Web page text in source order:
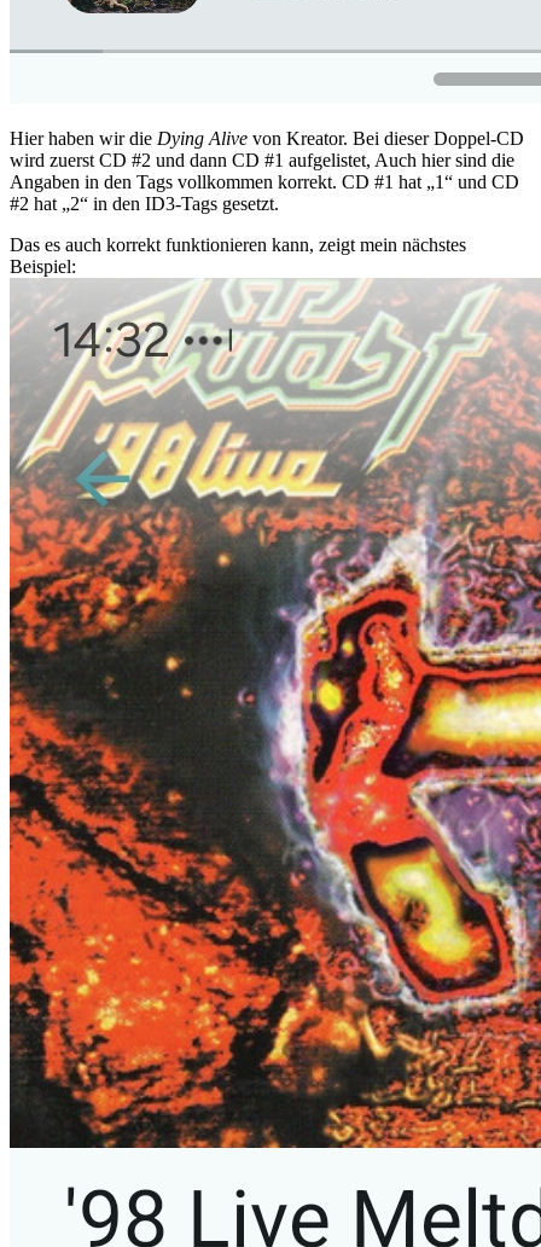
Hier haben wir die Dying Alive von Kreator. Bei dieser Doppel-CD
wird zuerst CD #2 und dann CD #1 aufgelistet, Auch hier sind die
Angaben in den Tags vollkommen korrekt. CD #1 hat „1“ und CD
#2 hat „2“ in den ID3-Tags gesetzt.
Das es auch korrekt funktionieren kann, zeigt mein nächstes
Beispiel: